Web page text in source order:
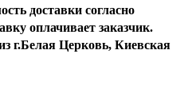
доставки согласно
оплачивает заказчик.
г.Белая Церковь, Киевская